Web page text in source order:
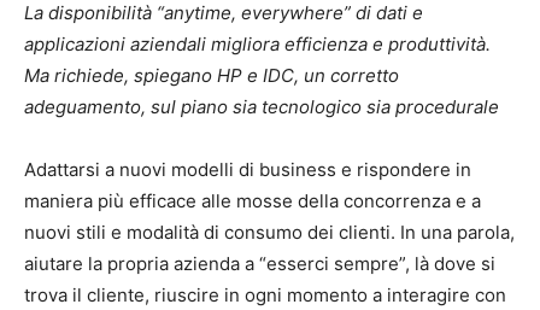
La disponibilità “anytime, everywhere” di dati e
applicazioni aziendali migliora efficienza e produttività.
Ma richiede, spiegano HP e IDC, un corretto
adeguamento, sul piano sia tecnologico sia procedurale
Adattarsi a nuovi modelli di business e rispondere in
maniera più efficace alle mosse della concorrenza e a
nuovi stili e modalità di consumo dei clienti. In una parola,
aiutare la propria azienda a “esserci sempre”, là dove si
trova il cliente, riuscire in ogni momento a interagire con